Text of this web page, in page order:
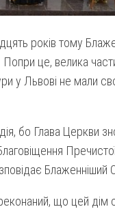
років тому
це, велика
у Львові не мали
бо Глава Церкви
Блаженніший
що цей дім